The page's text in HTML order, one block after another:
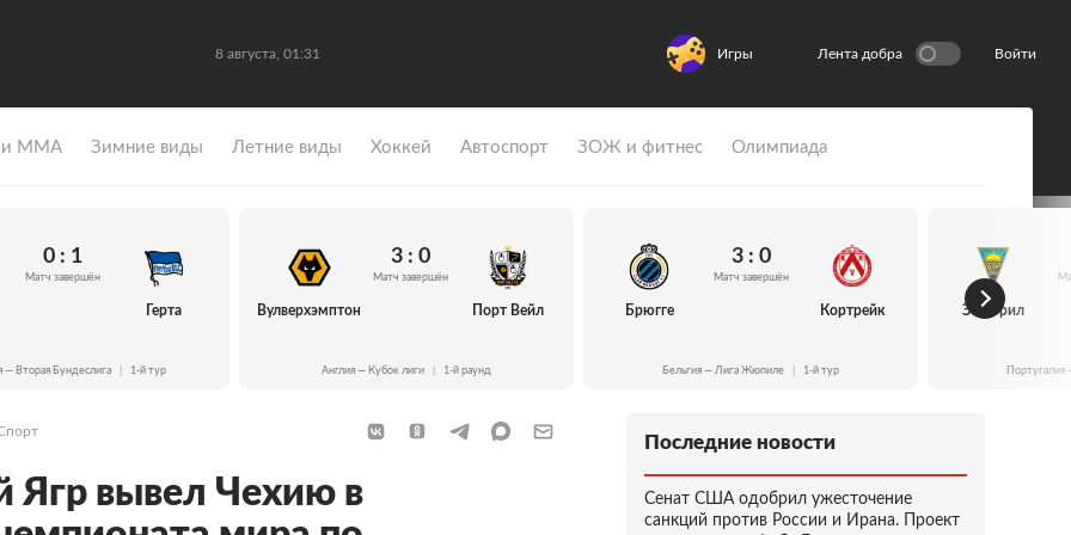
8 августа, 01:31 Игры Лента добра Войти
и ММА Зимние виды Летние виды Хоккей Автоспорт ЗОЖ и фитнес Олимпиада
0 : 1
Матч завершён
Герта
— Вторая Бундеслига 1-й тур
Вулверхэмптон
3 : 0
Матч завершён
Порт Вейл
Англия — Кубок лиги 1-й раунд
Брюгге
3 : 0
Матч завершён
Кортрейк
Бельгия — Лига Жюпиле 1-й тур
Эшторил
Ягр вывел Чехию в
Последние новости
Сенат США одобрил ужесточение
санкций против России и Ирана. Проект